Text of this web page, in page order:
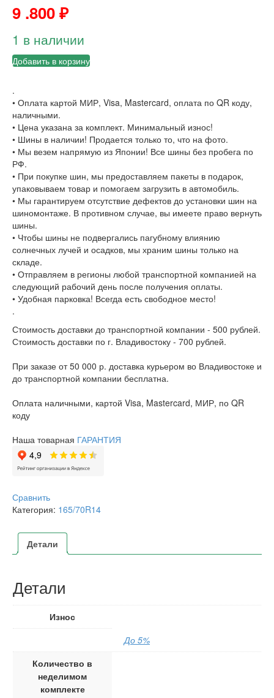
9 .800₽
1 в наличии
Добавить в корзину
.
• Оплата картой МИР, Visa, Mastercard, оплата по QR коду,
наличными.
• Цена указана за комплект. Минимальный износ!
• Шины в наличии! Продается только то, что на фото.
• Мы везем напрямую из Японии! Все шины без пробега по
РФ.
• При покупке шин, мы предоставляем пакеты в подарок,
упаковываем товар и помогаем загрузить в автомобиль.
• Мы гарантируем отсутствие дефектов до установки шин на
шиномонтаже. В противном случае, вы имеете право вернуть
шины.
• Чтобы шины не подвергались пагубному влиянию
солнечных лучей и осадков, мы храним шины только на
складе.
• Отправляем в регионы любой транспортной компанией на
следующий рабочий день после получения оплаты.
• Удобная парковка! Всегда есть свободное место!
.
Стоимость доставки до транспортной компании - 500 рублей.
Стоимость доставки по г. Владивостоку - 700 рублей.
При заказе от 50 000 р. доставка курьером во Владивостоке и
до транспортной компании бесплатна.
Оплата наличными, картой Visa, Mastercard, МИР, по QR
коду
Наша товарная ГАРАНТИЯ
Сравнить
Категория: 165/70R14
Детали
Детали
Износ
До 5%
Количество в
неделимом
комплекте